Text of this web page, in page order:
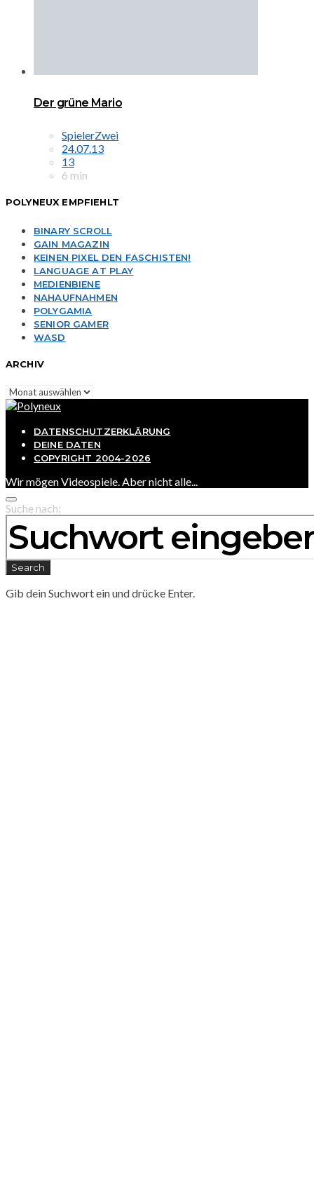
Der grüne Mario
SpielerZwei
24.07.13
13
6 min
POLYNEUX EMPFIEHLT
BINARY SCROLL
GAIN MAGAZIN
KEINEN PIXEL DEN FASCHISTEN!
LANGUAGE AT PLAY
MEDIENBIENE
NAHAUFNAHMEN
POLYGAMIA
SENIOR GAMER
WASD
ARCHIV
Archiv
DATENSCHUTZERKLÄRUNG
DEINE DATEN
COPYRIGHT 2004-2026
Wir mögen Videospiele. Aber nicht alle...
Suche nach:
Search
Gib dein Suchwort ein und drücke Enter.